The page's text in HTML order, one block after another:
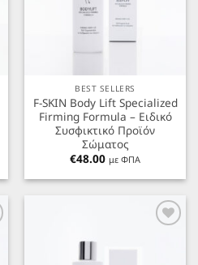
BEST SELLERS
F-SKIN Body Lift Specialized
Firming Formula – Ειδικό
Συσφικτικό Προϊόν
Σώματος
€48.00 με ΦΠΑ
Προσθήκη